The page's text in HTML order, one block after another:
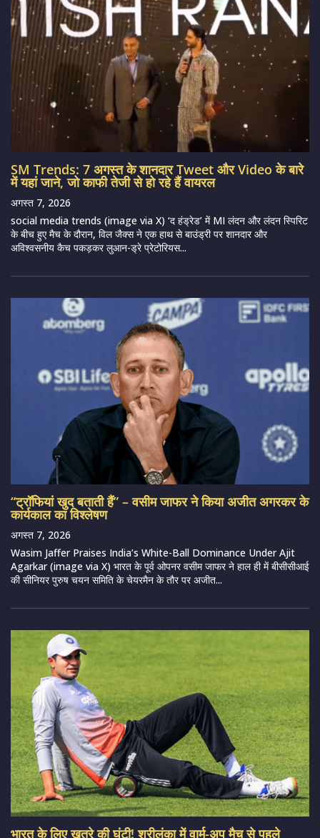
SM Trends: 7 अगस्त के शानदार Tweet और Video के बारे
में यहां जाने, जो काफी तेजी से हो रहे हैं वायरल
अगस्त 7, 2026
social media trends (image via X) ‘द हंड्रेड’ में MI लंदन और लंदन स्पिरिट
के बीच हुए मैच के दौरान, विल जैक्स ने एक हाथ से बाउंड्री पर शानदार और
अविश्वसनीय कैच पकड़कर लुआन-ड्रे प्रेटोरियस...
“ट्रॉफियां खुद बताती हैं” – वसीम जाफर ने किया अजीत अगरकर के
कार्यकाल का विश्लेषण
अगस्त 7, 2026
Wasim Jaffer Praises India’s White-Ball Dominance Under Ajit
Agarkar (image via X) भारत के पूर्व ओपनर वसीम जाफर ने हाल ही में बीसीसीआई
की सीनियर पुरुष चयन समिति के चेयरमैन के तौर पर अजीत...
भारत के लिए खतरे की घंटी! श्रीलंका में वार्म-अप मैच से पहले